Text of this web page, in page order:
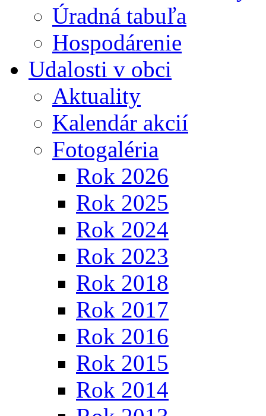
Úradná tabuľa
Hospodárenie
Udalosti v obci
Aktuality
Kalendár akcií
Fotogaléria
Rok 2026
Rok 2025
Rok 2024
Rok 2023
Rok 2018
Rok 2017
Rok 2016
Rok 2015
Rok 2014